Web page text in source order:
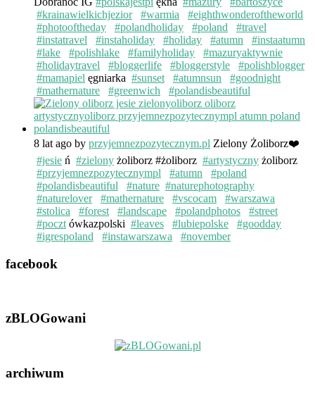
#krainawielkichjezior
#warmia
#eighthwonderoftheworld
#photooftheday
#polandholiday #poland
#travel
#instatravel
#instaholiday #holiday #atumn
#instaatumn
#lake
#polishlake #familyholiday
#mazuryaktywnie
#holidaytravel
#bloggerlife #bloggerstyle
#polishblogger
#mamapiel ęgniarka #sunset #atumnsun
#goodnight
#mathernature
#greenwich #polandisbeautiful
8 lat ago by przyjemnezpozytecznym.pl Zielony Żoliborz❤️
#jesie ń #zielony żoliborz #żoliborz #artystyczny żoliborz
#przyjemnezpozytecznympl
#atumn
#poland
#polandisbeautiful
#nature #naturephotography
#naturelover
#mathernature #vscocam
#warszawa
#stolica
#forest #landscape #polandphotos
#street
#poczt ówkazpolski #leaves #lubiepolske
#goodday
#igrespoland
#instawarszawa #november
facebook
zBLOGowani
archiwum